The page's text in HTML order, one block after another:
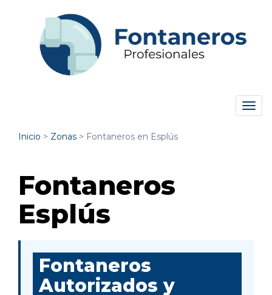
Inicio > Zonas > Fontaneros en Esplús
Fontaneros
Esplús
Fontaneros
Autorizados y